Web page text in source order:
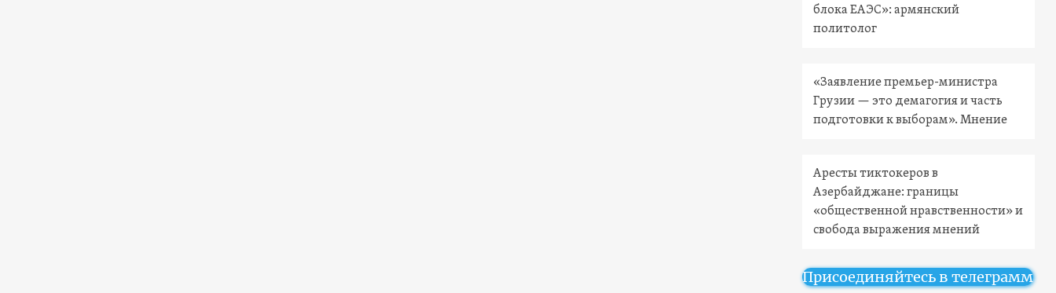
блока ЕАЭС»: армянский
политолог
«Заявление премьер-министра
Грузии — это демагогия и часть
подготовки к выборам». Мнение
Аресты тиктокеров в
Азербайджане: границы
«общественной нравственности» и
свобода выражения мнений
Присоединяйтесь в телеграмм